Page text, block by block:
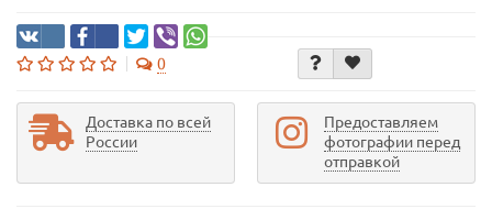
0
Доставка по всей
России
Предоставляем
фотографии перед
отправкой